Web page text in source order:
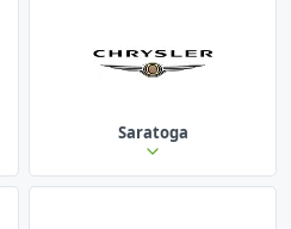
Saratoga